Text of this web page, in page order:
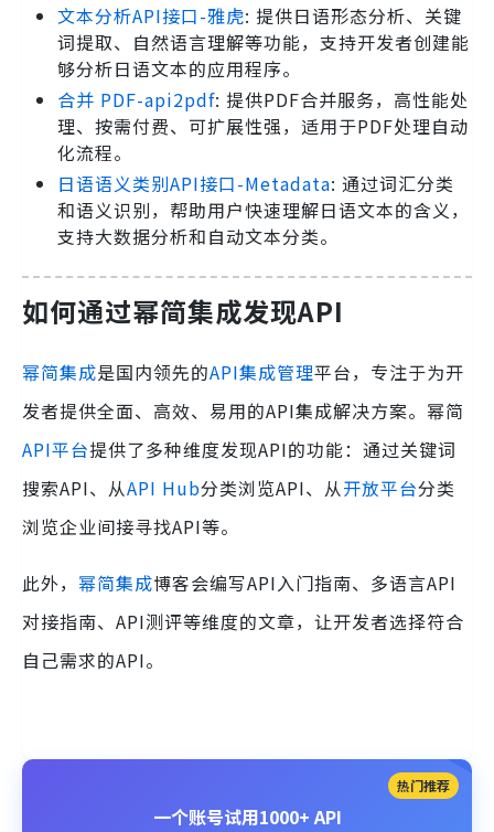
文本分析API接口-雅虎: 提供日语形态分析、关键
词提取、自然语言理解等功能，支持开发者创建能
够分析日语文本的应用程序。
合并 PDF-api2pdf: 提供PDF合并服务，高性能处
理、按需付费、可扩展性强，适用于PDF处理自动
化流程。
日语语义类别API接口-Metadata: 通过词汇分类
和语义识别，帮助用户快速理解日语文本的含义，
支持大数据分析和自动文本分类。
如何通过幂简集成发现API
幂简集成是国内领先的API集成管理平台，专注于为开
发者提供全面、高效、易用的API集成解决方案。幂简
API平台提供了多种维度发现API的功能：通过关键词
搜索API、从API Hub分类浏览API、从开放平台分类
浏览企业间接寻找API等。
此外， 幂简集成博客会编写API入门指南、多语言API
对接指南、API测评等维度的文章，让开发者选择符合
自己需求的API。
热门推荐
一个账号试用1000+ API